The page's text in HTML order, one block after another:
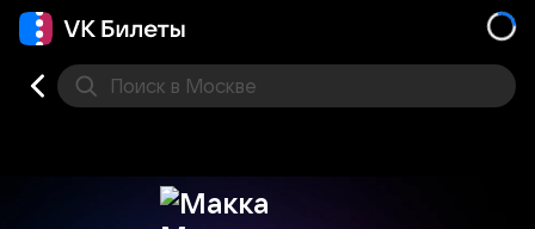
Поиск в Москве